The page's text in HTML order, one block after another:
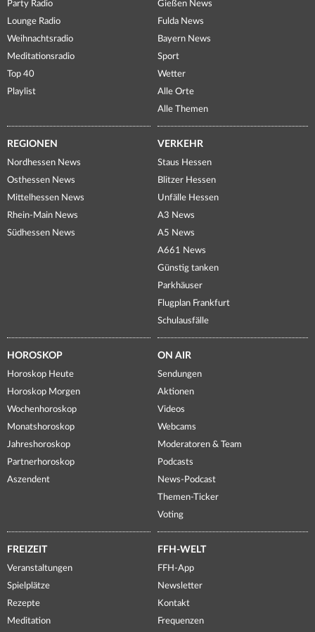
Party Radio
Lounge Radio
Weihnachtsradio
Meditationsradio
Top 40
Playlist
Gießen News
Fulda News
Bayern News
Sport
Wetter
Alle Orte
Alle Themen
REGIONEN
Nordhessen News
Osthessen News
Mittelhessen News
Rhein-Main News
Südhessen News
VERKEHR
Staus Hessen
Blitzer Hessen
Unfälle Hessen
A3 News
A5 News
A661 News
Günstig tanken
Parkhäuser
Flugplan Frankfurt
Schulausfälle
HOROSKOP
Horoskop Heute
Horoskop Morgen
Wochenhoroskop
Monatshoroskop
Jahreshoroskop
Partnerhoroskop
Aszendent
ON AIR
Sendungen
Aktionen
Videos
Webcams
Moderatoren & Team
Podcasts
News-Podcast
Themen-Ticker
Voting
FREIZEIT
Veranstaltungen
Spielplätze
Rezepte
Meditation
FFH-WELT
FFH-App
Newsletter
Kontakt
Frequenzen